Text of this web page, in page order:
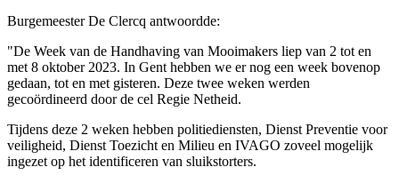
Burgemeester De Clercq antwoordde:
"De Week van de Handhaving van Mooimakers liep van 2 tot en
met 8 oktober 2023. In Gent hebben we er nog een week bovenop
gedaan, tot en met gisteren. Deze twee weken werden
gecoördineerd door de cel Regie Netheid.
Tijdens deze 2 weken hebben politiediensten, Dienst Preventie voor
veiligheid, Dienst Toezicht en Milieu en IVAGO zoveel mogelijk
ingezet op het identificeren van sluikstorters.